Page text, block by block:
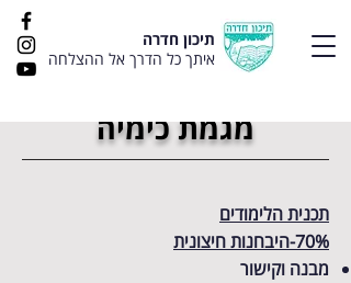
תיכון חדרה
איתך כל הדרך אל ההצלחה
מגמת כימיה
תכנית הלימודים
70%-היבחנות חיצונית
מבנה וקישור